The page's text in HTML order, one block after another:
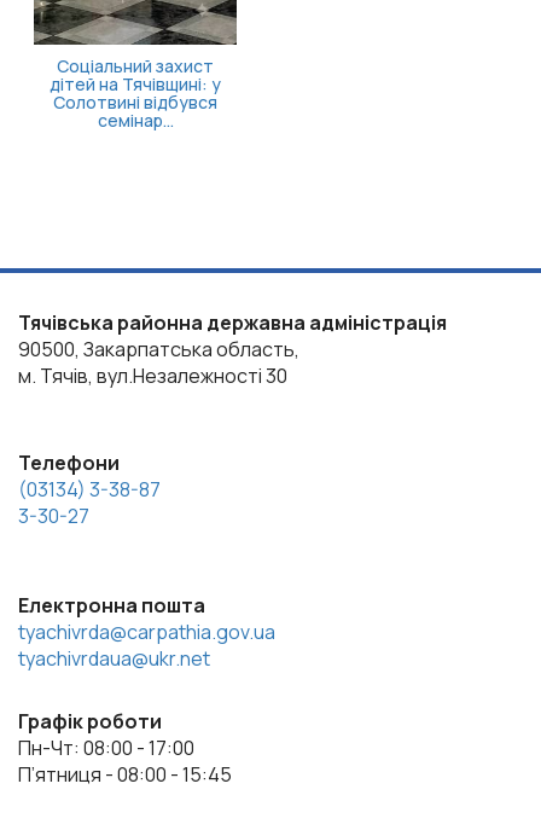
Тячівська районна державна адміністрація
90500, Закарпатська область,
м. Тячів, вул.Незалежності 30
Телефони
(03134) 3-38-87
3-30-27
Електронна пошта
tyachivrda@carpathia.gov.ua
tyachivrdaua@ukr.net
Графік роботи
Пн-Чт: 08:00 - 17:00
П’ятниця - 08:00 - 15:45